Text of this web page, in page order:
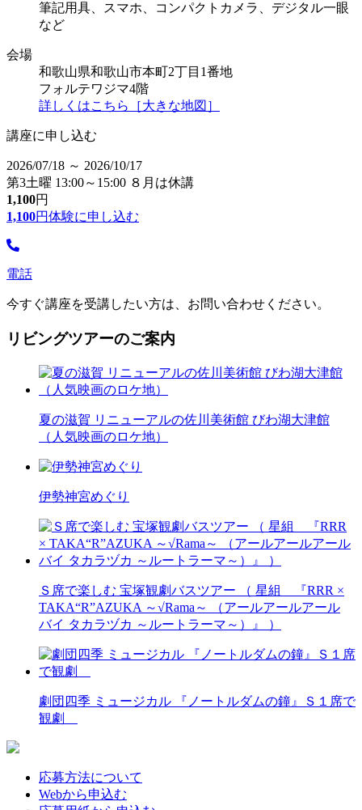
筆記用具、スマホ、コンパクトカメラ、デジタル一眼
など
会場
和歌山県和歌山市本町2丁目1番地
フォルテワジマ4階
詳しくはこちら［大きな地図］
講座に申し込む
2026/07/18 ～ 2026/10/17
第3土曜 13:00～15:00 ８月は休講
1,100円
1,100円体験に申し込む
電話
今すぐ講座を受講したい方は、お問い合わせください。
リビングツアーのご案内
夏の滋賀 リニューアルの佐川美術館 びわ湖大津館
（人気映画のロケ地）
伊勢神宮めぐり
Ｓ席で楽しむ 宝塚観劇バスツアー （ 星組 『RRR ×
TAKA“R”AZUKA ～√Rama～ （アールアールアール
バイ タカラヅカ ～ルートラーマ～）』 ）
劇団四季 ミュージカル 『ノートルダムの鐘』Ｓ１席で
観劇
応募方法について
Webから申込む